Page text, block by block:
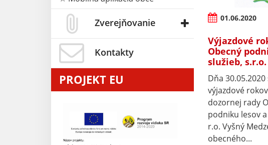
Zverejňovanie
Kontakty
PROJEKT EU
01.06.2020
Výjazdové
Obecný
služieb, s.r.o.
Dňa
výjazdové
dozornej rady
podniku lesov
r.o. Vyšný
obecného...